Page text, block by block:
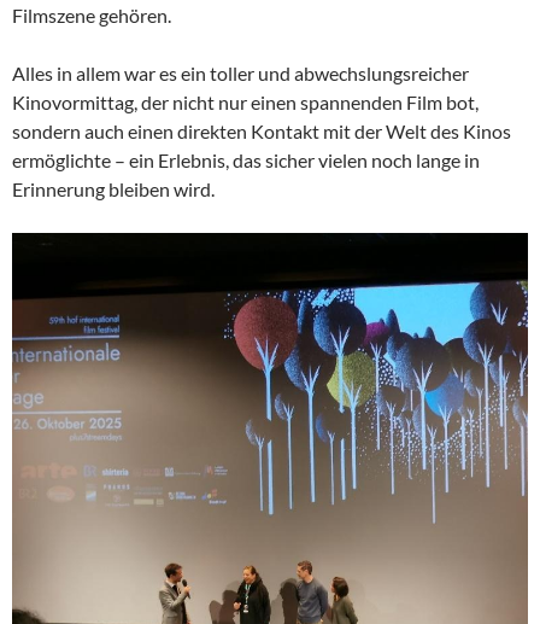
Filmszene gehören.
Alles in allem war es ein toller und abwechslungsreicher
Kinovormittag, der nicht nur einen spannenden Film bot,
sondern auch einen direkten Kontakt mit der Welt des Kinos
ermöglichte – ein Erlebnis, das sicher vielen noch lange in
Erinnerung bleiben wird.